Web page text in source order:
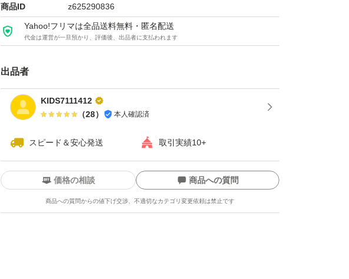
商品ID z625290836
Yahoo!フリマは全品送料無料・匿名配送
代金は運営が一旦預かり、評価後、出品者に支払われます
出品者
KIDS7111412
（28） 本人確認済
スピード＆安心発送 取引実績10+
価格の相談 商品への質問
商品への質問からの値下げ交渉、不適切なカテゴリ変更依頼は禁止です